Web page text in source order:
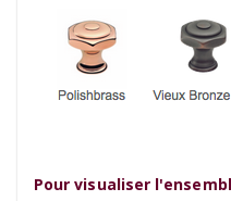
Pour visualiser